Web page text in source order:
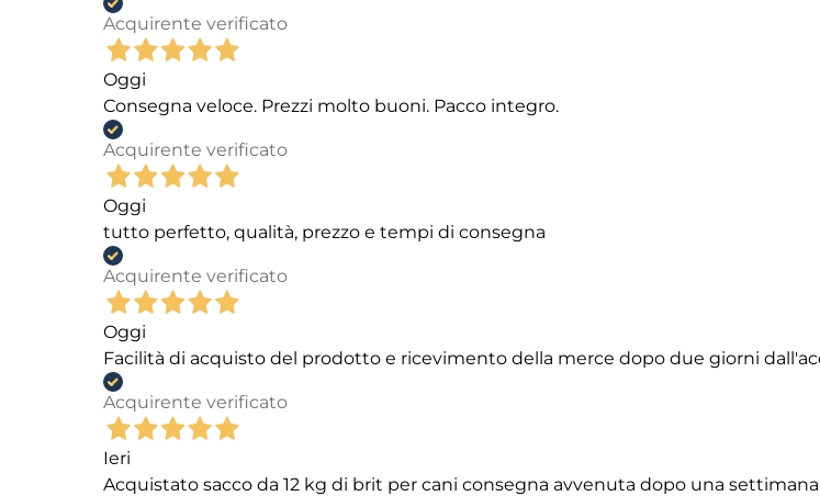
Acquirente verificato
Oggi
Consegna veloce. Prezzi molto buoni. Pacco integro.
Acquirente verificato
Oggi
tutto perfetto, qualità, prezzo e tempi di consegna
Acquirente verificato
Oggi
Facilità di acquisto del prodotto e ricevimento della merce dopo due giorni
Acquirente verificato
Ieri
Acquistato sacco da 12 kg di brit per cani consegna avvenuta dopo una